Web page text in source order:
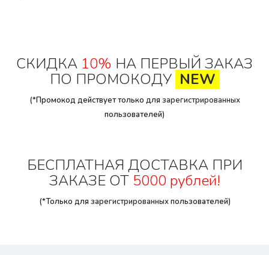
СКИДКА 10% НА ПЕРВЫЙ ЗАКАЗ
ПО ПРОМОКОДУ NEW
(*Промокод действует только для зарегистрированных
пользователей)
БЕСПЛАТНАЯ ДОСТАВКА ПРИ
ЗАКАЗЕ ОТ 5000 рублей!
(*Только для зарегистрированныхпользователей)